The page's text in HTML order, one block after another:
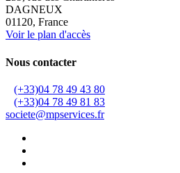
DAGNEUX
01120, France
Voir le plan d'accès
Nous contacter
(+33)04 78 49 43 80
(+33)04 78 49 81 83
societe@mpservices.fr